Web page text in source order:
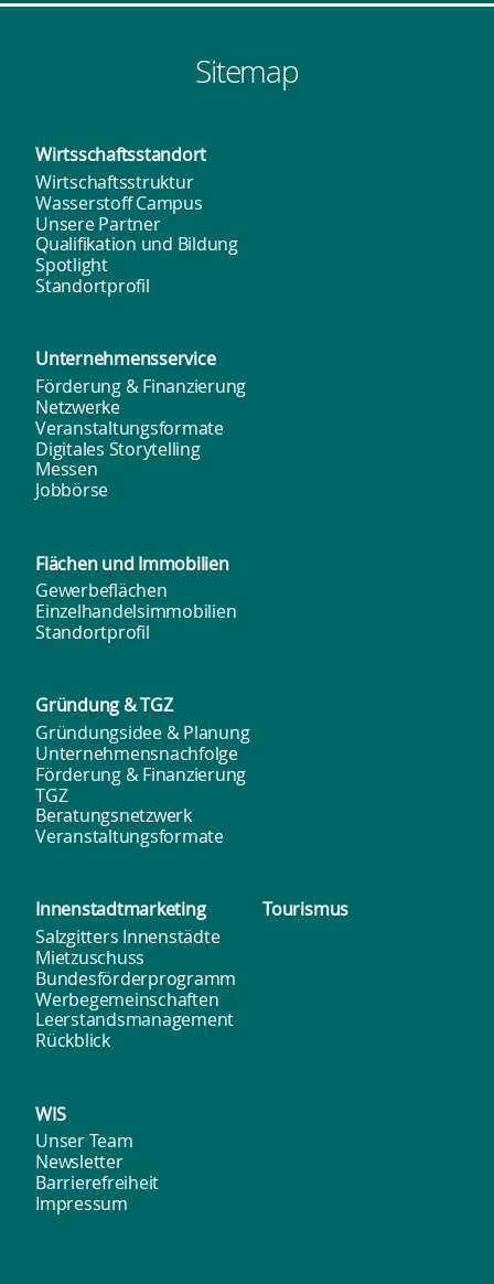
Sitemap
Wirtsschafts­standort
Wirtschaftsstruktur
Wasserstoff Campus
Unsere Partner
Qualifikation und Bildung
Spotlight
Standortprofil
Unternehmens­service
Förderung & Finanzierung
Netzwerke
Veranstaltungsformate
Digitales Storytelling
Messen
Jobbörse
Flächen undImmobilien
Gewerbeflächen
Einzelhandelsimmobilien
Standortprofil
Gründung & TGZ
Gründungsidee & Planung
Unternehmensnachfolge
Förderung & Finanzierung
TGZ
Beratungsnetzwerk
Veranstaltungsformate
Innenstadt­marketing
Salzgitters Innenstädte
Mietzuschuss
Bundesförderprogramm
Werbegemeinschaften
Leerstandsmanagement
Rückblick
Tourismus
WIS
Unser Team
Newsletter
Barrierefreiheit
Impressum